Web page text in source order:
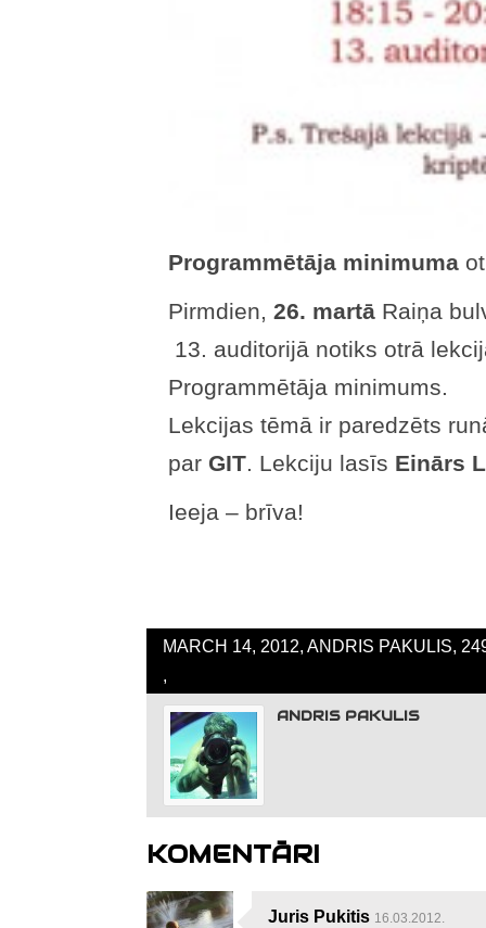
Programmētāja minimuma
Pirmdien, 26. martā Raiņa
13. auditorijā notiks otrā
Programmētāja minimums.
Lekcijas tēmā ir paredzēts
par GIT. Lekciju lasīs Einārs
Ieeja – brīva!
MARCH 14, 2012, ANDRIS PAKULIS,
,
ANDRIS PAKULIS
KOMENTĀRI
Juris Pukitis 16.03.2012.